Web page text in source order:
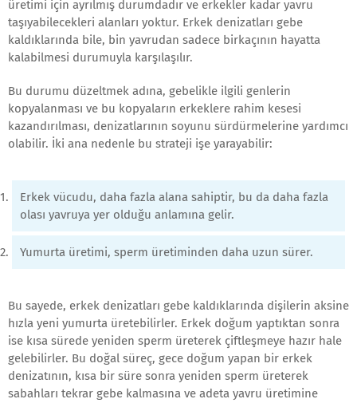
üretimi için ayrılmış durumdadır ve erkekler kadar yavru
taşıyabilecekleri alanları yoktur. Erkek denizatları gebe
kaldıklarında bile, bin yavrudan sadece birkaçının hayatta
kalabilmesi durumuyla karşılaşılır.
Bu durumu düzeltmek adına, gebelikle ilgili genlerin
kopyalanması ve bu kopyaların erkeklere rahim kesesi
kazandırılması, denizatlarının soyunu sürdürmelerine yardımcı
olabilir. İki ana nedenle bu strateji işe yarayabilir:
Erkek vücudu, daha fazla alana sahiptir, bu da daha fazla
olası yavruya yer olduğu anlamına gelir.
Yumurta üretimi, sperm üretiminden daha uzun sürer.
Bu sayede, erkek denizatları gebe kaldıklarında dişilerin aksine
hızla yeni yumurta üretebilirler. Erkek doğum yaptıktan sonra
ise kısa sürede yeniden sperm üreterek çiftleşmeye hazır hale
gelebilirler. Bu doğal süreç, gece doğum yapan bir erkek
denizatının, kısa bir süre sonra yeniden sperm üreterek
sabahları tekrar gebe kalmasına ve adeta yavru üretimine